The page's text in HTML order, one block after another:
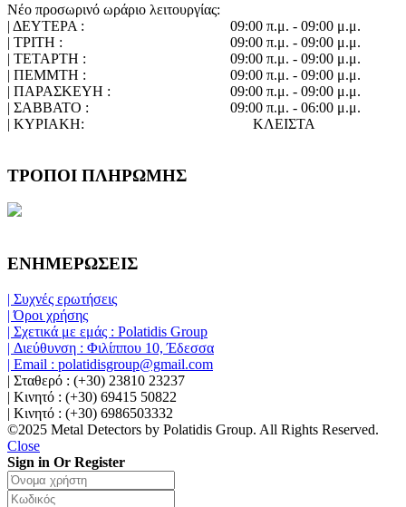
Νέο προσωρινό ωράριο λειτουργίας:
| ΔΕΥΤΕΡΑ :
09:00 π.μ. - 09:00 μ.μ.
| ΤΡΙΤΗ :
09:00 π.μ. - 09:00 μ.μ.
| ΤΕΤΑΡΤΗ :
09:00 π.μ. - 09:00 μ.μ.
| ΠΕΜΜΤΗ :
09:00 π.μ. - 09:00 μ.μ.
| ΠΑΡΑΣΚΕΥΗ :
09:00 π.μ. - 09:00 μ.μ.
| ΣΑΒΒΑΤΟ :
09:00 π.μ. - 06:00 μ.μ.
| ΚΥΡΙΑΚΗ:
ΚΛΕΙΣΤΑ
ΤΡΟΠΟΙ ΠΛΗΡΩΜΗΣ
ΕΝΗΜΕΡΩΣΕΙΣ
| Συχνές ερωτήσεις
| Όροι χρήσης
| Σχετικά με εμάς : Polatidis Group
| Διεύθυνση : Φιλίππου 10, Έδεσσα
| Email : polatidisgroup@gmail.com
| Σταθερό : (+30) 23810 23237
| Κινητό : (+30) 69415 50822
| Κινητό : (+30) 6986503332
©2025 Metal Detectors by Polatidis Group. All Rights Reserved.
Close
Sign in Or Register